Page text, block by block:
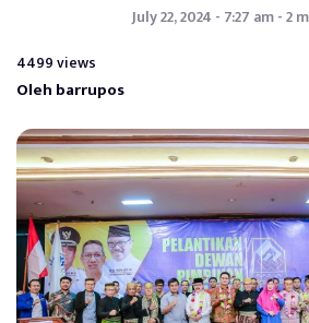
July 22, 2024 - 7:27 am - 2
4499 views
Oleh barrupos